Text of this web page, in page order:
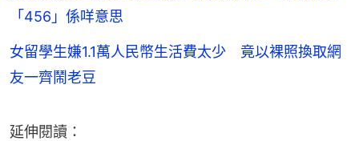
「456」係咩意思
女留學生嫌1.1萬人民幣生活費太少 竟以裸照換取網
友一齊鬧老豆
延伸閱讀：